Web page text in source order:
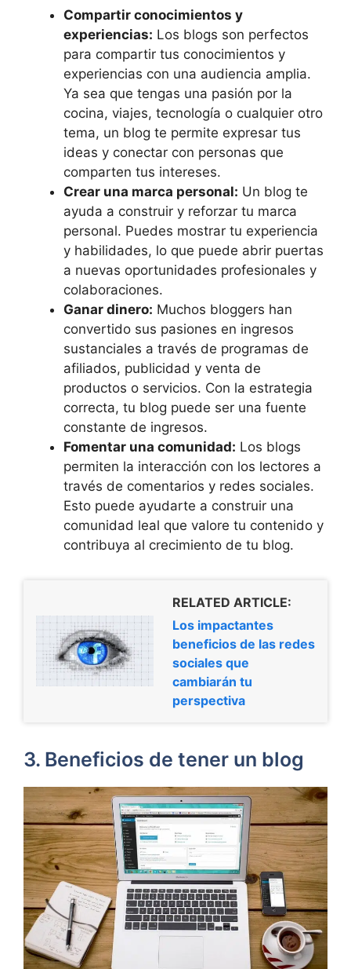
Compartir conocimientos y
experiencias: Los blogs son perfectos
para compartir tus conocimientos y
experiencias con una audiencia amplia.
Ya sea que tengas una pasión por la
cocina, viajes, tecnología o cualquier otro
tema, un blog te permite expresar tus
ideas y conectar con personas que
comparten tus intereses.
Crear una marca personal: Un blog te
ayuda a construir y reforzar tu marca
personal. Puedes mostrar tu experiencia
y habilidades, lo que puede abrir puertas
a nuevas oportunidades profesionales y
colaboraciones.
Ganar dinero: Muchos bloggers han
convertido sus pasiones en ingresos
sustanciales a través de programas de
afiliados, publicidad y venta de
productos o servicios. Con la estrategia
correcta, tu blog puede ser una fuente
constante de ingresos.
Fomentar una comunidad: Los blogs
permiten la interacción con los lectores a
través de comentarios y redes sociales.
Esto puede ayudarte a construir una
comunidad leal que valore tu contenido y
contribuya al crecimiento de tu blog.
RELATED ARTICLE:
Los impactantes
beneficios de las redes
sociales que
cambiarán tu
perspectiva
3. Beneficios de tener un blog